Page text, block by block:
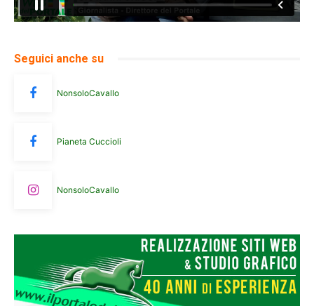
Seguici anche su
NonsoloCavallo
Pianeta Cuccioli
NonsoloCavallo